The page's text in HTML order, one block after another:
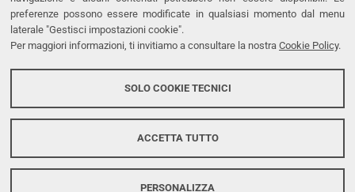
preferenze possono essere modificate in qualsiasi momento dal menu
laterale "Gestisci impostazioni cookie".
Per maggiori informazioni, ti invitiamo a consultare la nostra Cookie Policy.
SOLO COOKIE TECNICI
ACCETTA TUTTO
PERSONALIZZA
LINKS
Dichiarazione di accessibilità
Protezione dati personali